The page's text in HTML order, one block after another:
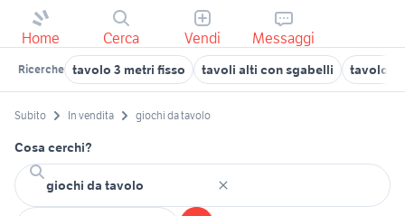
Home Cerca Vendi Messaggi
Ricerche tavolo 3 metri fisso tavoli alti con sgabelli tavolo
Subito In vendita giochi da tavolo
Cosa cerchi?